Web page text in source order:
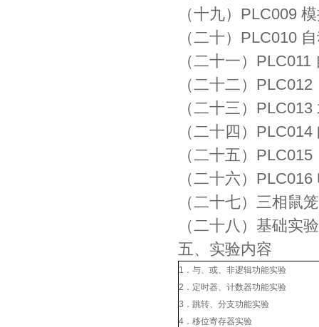
（十九）PLC009
（二十）PLC010
（二十一）
（二十二）
（二十三）
（二十四）
（二十五）
（二十六）
（二十七）三相
（二十八）基础实
五、实验内容
1．与、或、非逻辑功能实验
2．定时器、计数器功能实验
3．跳转、分支功能实验
4．移位寄存器实验